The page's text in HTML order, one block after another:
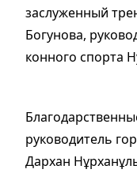
заслуженный
Богунова,
конного спорта
руководитель
Дархан